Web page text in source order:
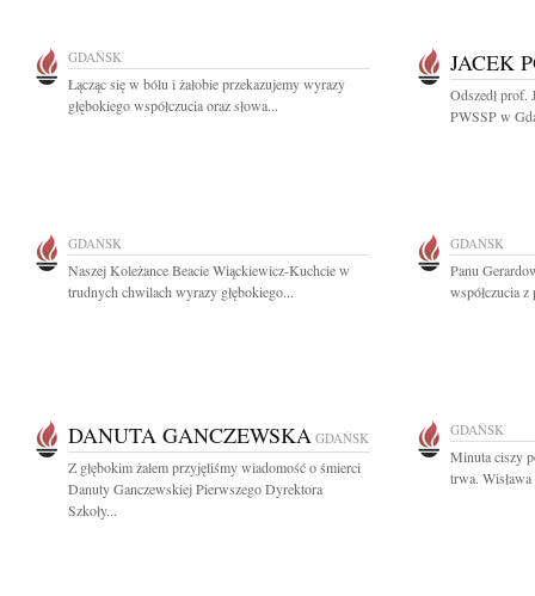
GDAŃSK
Łącząc się w bólu i żałobie przekazujemy wyrazy
głębokiego współczucia oraz słowa...
JACEK
Odszedł prof.
PWSSP w
GDAŃSK
Naszej Koleżance Beacie Wiąckiewicz-Kuchcie w
trudnych chwilach wyrazy głębokiego...
GDAŃSK
Panu
współczucia
DANUTA GANCZEWSKA GDAŃSK
Z głębokim żalem przyjęliśmy wiadomość o śmierci
Danuty Ganczewskiej Pierwszego Dyrektora
Szkoły...
GDAŃSK
Minuta ciszy
trwa.